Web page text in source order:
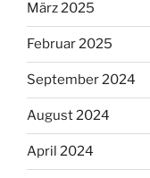
März 2025
Februar 2025
September 2024
August 2024
April 2024